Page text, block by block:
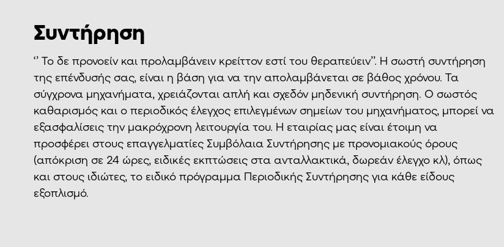
Συντήρηση
‘’ Το δε προνοείν και προλαμβάνειν κρείττον εστί του θεραπεύειν’’. Η σωστή συντήρηση
της επένδυσής σας, είναι η βάση για να την απολαμβάνεται σε βάθος χρόνου. Τα
σύγχρονα μηχανήματα, χρειάζονται απλή και σχεδόν μηδενική συντήρηση. Ο σωστός
καθαρισμός και ο περιοδικός έλεγχος επιλεγμένων σημείων του μηχανήματος, μπορεί να
εξασφαλίσεις την μακρόχρονη λειτουργία του. Η εταιρίας μας είναι έτοιμη να
προσφέρει στους επαγγελματίες Συμβόλαια Συντήρησης με προνομιακούς όρους
(απόκριση σε 24 ώρες, ειδικές εκπτώσεις στα ανταλλακτικά, δωρεάν έλεγχο κλ), όπως
και στους ιδιώτες, το ειδικό πρόγραμμα Περιοδικής Συντήρησης για κάθε είδους
εξοπλισμό.